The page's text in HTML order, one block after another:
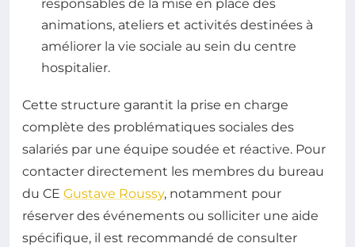
responsables de la mise en place des
animations, ateliers et activités destinées à
améliorer la vie sociale au sein du centre
hospitalier.
Cette structure garantit la prise en charge
complète des problématiques sociales des
salariés par une équipe soudée et réactive. Pour
contacter directement les membres du bureau
du CE Gustave Roussy, notamment pour
réserver des événements ou solliciter une aide
spécifique, il est recommandé de consulter